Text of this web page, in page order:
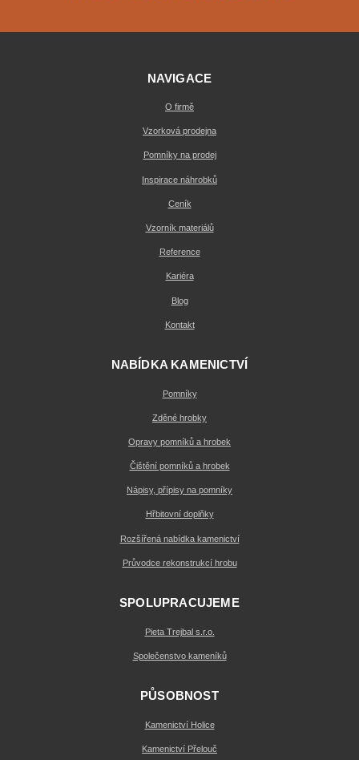
NAVIGACE
O firmě
Vzorková prodejna
Pomníky na prodej
Inspirace náhrobků
Ceník
Vzorník materiálů
Reference
Kariéra
Blog
Kontakt
NABÍDKA KAMENICTVÍ
Pomníky
Zděné hrobky
Opravy pomníků a hrobek
Čištění pomníků a hrobek
Nápisy, přípisy na pomníky
Hřbitovní doplňky
Rozšířená nabídka kamenictví
Průvodce rekonstrukcí hrobu
SPOLUPRACUJEME
Pieta Trejbal s.r.o.
Společenstvo kameníků
PŮSOBNOST
Kamenictví Holice
Kamenictví Přelouč